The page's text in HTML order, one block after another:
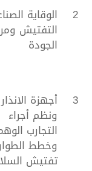
2 الوقاية
التفتيش
الجودة
3 أجهزة الانذار
ونظم أجراء
التجارب
وخطط
تفتيش